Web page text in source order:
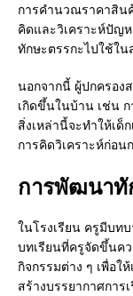
การคำนวณราคาสิน
คิดและวิเคราะห์ปัญ
ทักษะตรรกะไปใช้ใ
นอกจากนี้ ผู้ปกครอง
เกิดขึ้นในบ้าน เช่น
สิ่งเหล่านี้จะทำให้เ
การคิดวิเคราะห์ก่อ
การพัฒนาทั
ในโรงเรียน ครูมีบท
บทเรียนที่ครูจัดขึ้นค
กิจกรรมต่าง ๆ เพื่อใ
สร้างบรรยากาศการ